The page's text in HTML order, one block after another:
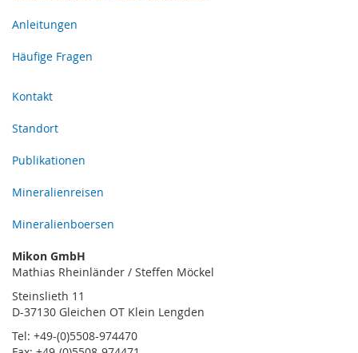
Anleitungen
Häufige Fragen
Kontakt
Standort
Publikationen
Mineralienreisen
Mineralienboersen
Mikon GmbH
Mathias Rheinländer / Steffen Möckel
Steinslieth 11
D-37130 Gleichen OT Klein Lengden
Tel: +49-(0)5508-974470